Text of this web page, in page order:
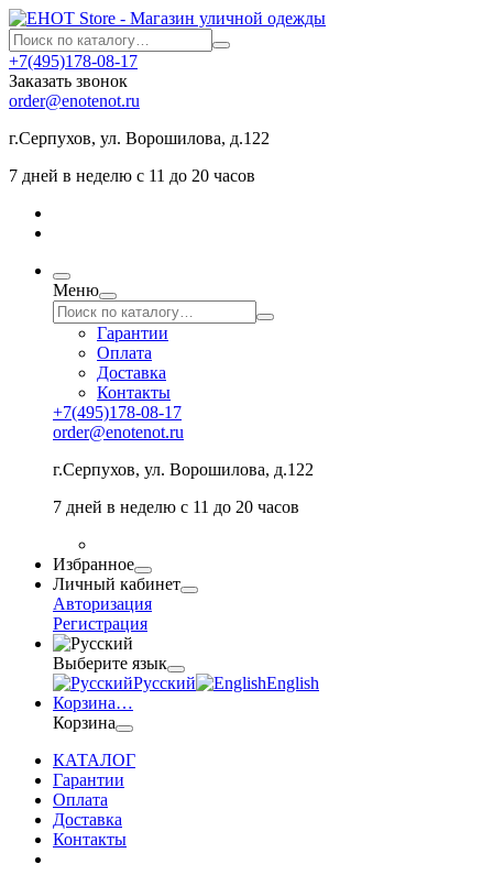
+7(495)178-08-17
Заказать звонок
order@enotenot.ru
г.Серпухов, ул. Ворошилова, д.122
7 дней в неделю с 11 до 20 часов
Меню
Гарантии
Оплата
Доставка
Контакты
+7(495)178-08-17
order@enotenot.ru
г.Серпухов, ул. Ворошилова, д.122
7 дней в неделю с 11 до 20 часов
Избранное
Личный кабинет
Авторизация
Регистрация
Выберите язык
Русский
English
Корзина…
Корзина
КАТАЛОГ
Гарантии
Оплата
Доставка
Контакты